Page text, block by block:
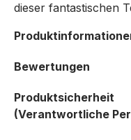
dieser fantastischen
Bewertungen
Produktsicherheit
(Verantwortliche